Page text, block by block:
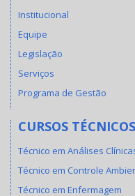
Institucional
Equipe
Legislação
Serviços
Programa de Gestão
CURSOS TÉCNICOS
Técnico em Análises
Técnico em Controle
Técnico em Enfermagem